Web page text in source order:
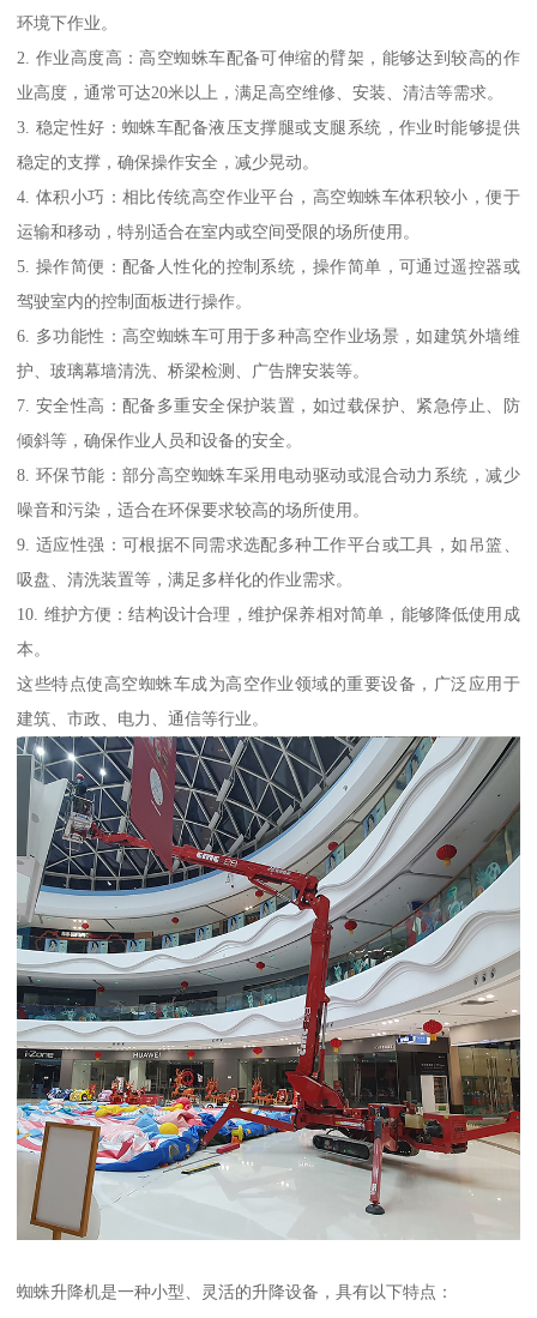
环境下作业。
2. 作业高度高：高空蜘蛛车配备可伸缩的臂架，能够达到较高的作
业高度，通常可达20米以上，满足高空维修、安装、清洁等需求。
3. 稳定性好：蜘蛛车配备液压支撑腿或支腿系统，作业时能够提供
稳定的支撑，确保操作安全，减少晃动。
4. 体积小巧：相比传统高空作业平台，高空蜘蛛车体积较小，便于
运输和移动，特别适合在室内或空间受限的场所使用。
5. 操作简便：配备人性化的控制系统，操作简单，可通过遥控器或
驾驶室内的控制面板进行操作。
6. 多功能性：高空蜘蛛车可用于多种高空作业场景，如建筑外墙维
护、玻璃幕墙清洗、桥梁检测、广告牌安装等。
7. 安全性高：配备多重安全保护装置，如过载保护、紧急停止、防
倾斜等，确保作业人员和设备的安全。
8. 环保节能：部分高空蜘蛛车采用电动驱动或混合动力系统，减少
噪音和污染，适合在环保要求较高的场所使用。
9. 适应性强：可根据不同需求选配多种工作平台或工具，如吊篮、
吸盘、清洗装置等，满足多样化的作业需求。
10. 维护方便：结构设计合理，维护保养相对简单，能够降低使用成
本。
这些特点使高空蜘蛛车成为高空作业领域的重要设备，广泛应用于
建筑、市政、电力、通信等行业。
蜘蛛升降机是一种小型、灵活的升降设备，具有以下特点：